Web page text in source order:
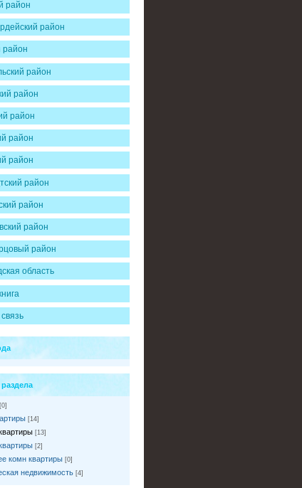
район
район
район
район
район
район
район
район
район
район
район
район
область
[0]
[14]
[13]
[2]
комн квартиры [0]
недвижимость [4]